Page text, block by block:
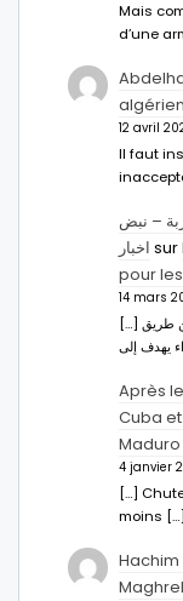
Mais
d’une
12 avril
Il faut
– نبض
اخبار sur
pour
14 mars
[…] الإعلان عن طريق Ahmed Abdel-Latifسفير مصر بالرباط.
Après
Cuba
Maduro
4 janvier
[…]
moins […]
Hachim